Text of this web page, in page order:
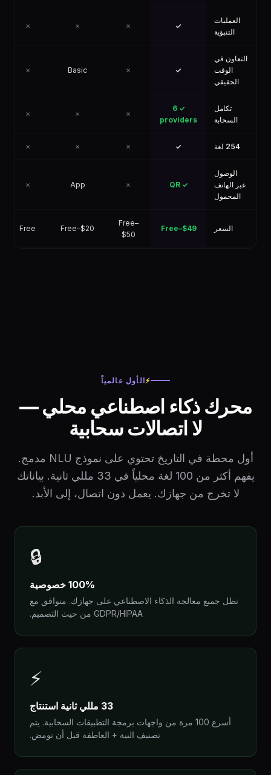
العمليات
التنبؤية
✓
✗
✗
✗
التعاون في
الوقت
الحقيقي
✓
✗
Basic
✗
تكامل
السحابة
✓ 6
providers
✗
✗
✗
254 لغة ✓
✗
✗
✗
الوصول
عبر الهاتف
المحمول
✓ QR
✗
App
✗
السعر Free–$49
Free–
$50
Free–$20
Free
⚡الأول عالمياً
محرك ذكاء اصطناعي محلي —
لا اتصالات سحابية
أول محطة في التاريخ تحتوي على نموذج NLU مدمج.
يفهم أكثر من 100 لغة محلياً في 33 مللي ثانية. بياناتك
لا تخرج من جهازك. يعمل دون اتصال، إلى الأبد.
🔒
100% خصوصية
تظل جميع معالجة الذكاء الاصطناعي على جهازك. متوافق مع
GDPR/HIPAA من حيث التصميم.
⚡
33 مللي ثانية استنتاج
أسرع 100 مرة من واجهات برمجة التطبيقات السحابية. يتم
تصنيف النية + العاطفة قبل أن تومض.